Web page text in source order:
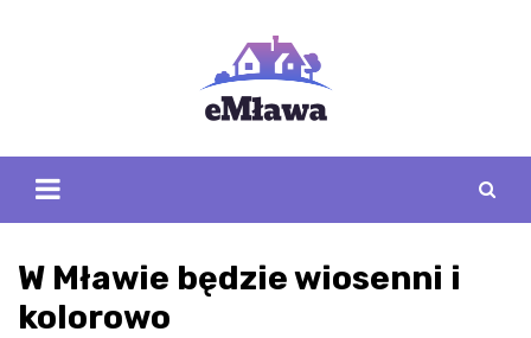
W Mławie będzie wiosenni i
kolorowo